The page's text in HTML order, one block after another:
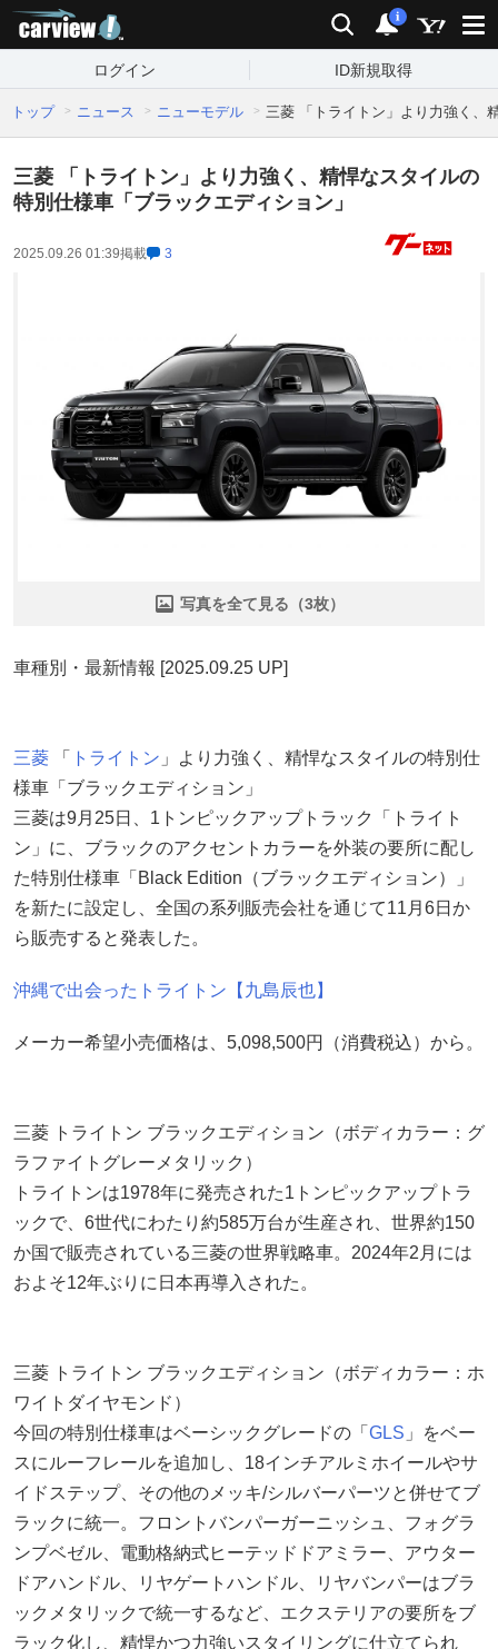
検索 通知
i
ログイン ID新規取得
トップ ニュース ニューモデル 三菱 「トライトン」より力強く、
三菱 「トライトン」より力強く、精悍なスタイルの
特別仕様車「ブラックエディション」
2025.09.26 01:39掲載 3
写真を全て見る（3枚）
車種別・最新情報 [2025.09.25 UP]
三菱 「 トライトン 」より力強く、精悍なスタイルの特別仕
様車「ブラックエディション」
三菱は9月25日、1トンピックアップトラック「トライト
ン」に、ブラックのアクセントカラーを外装の要所に配し
た特別仕様車「Black Edition（ブラックエディション）」
を新たに設定し、全国の系列販売会社を通じて11月6日か
ら販売すると発表した。
沖縄で出会ったトライトン【九島辰也】
メーカー希望小売価格は、5,098,500円（消費税込）から。
三菱 トライトン ブラックエディション（ボディカラー：グ
ラファイトグレーメタリック）
トライトンは1978年に発売された1トンピックアップトラ
ックで、6世代にわたり約585万台が生産され、世界約150
か国で販売されている三菱の世界戦略車。2024年2月には
およそ12年ぶりに日本再導入された。
三菱 トライトン ブラックエディション（ボディカラー：ホ
ワイトダイヤモンド）
今回の特別仕様車はベーシックグレードの「 GLS 」をベー
スにルーフレールを追加し、18インチアルミホイールやサ
イドステップ、その他のメッキ/シルバーパーツと併せてブ
ラックに統一。フロントバンパーガーニッシュ、フォグラ
ンプベゼル、電動格納式ヒーテッドドアミラー、アウター
ドアハンドル、リヤゲートハンドル、リヤバンパーはブラ
ックメタリックで統一するなど、エクステリアの要所をブ
ラック化し、精悍かつ力強いスタイリングに仕立てられ